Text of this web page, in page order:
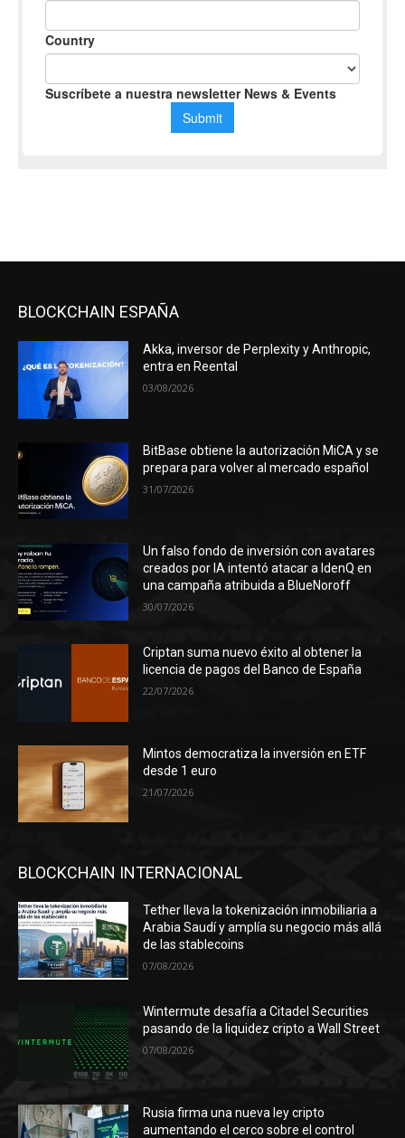
BLOCKCHAIN ESPAÑA
Akka, inversor de Perplexity y Anthropic,
entra en Reental
03/08/2026
BitBase obtiene la autorización MiCA y se
prepara para volver al mercado español
31/07/2026
Un falso fondo de inversión con avatares
creados por IA intentó atacar a IdenQ en
una campaña atribuida a BlueNoroff
30/07/2026
Criptan suma nuevo éxito al obtener la
licencia de pagos del Banco de España
22/07/2026
Mintos democratiza la inversión en ETF
desde 1 euro
21/07/2026
BLOCKCHAIN INTERNACIONAL
Tether lleva la tokenización inmobiliaria a
Arabia Saudí y amplía su negocio más allá
de las stablecoins
07/08/2026
Wintermute desafía a Citadel Securities
pasando de la liquidez cripto a Wall Street
07/08/2026
Rusia firma una nueva ley cripto
aumentando el cerco sobre el control